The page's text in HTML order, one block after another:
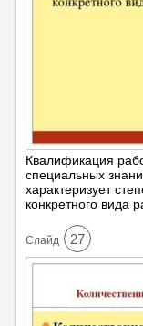
Квалификация
специальных
характеризует
конкретного вида
Cлайд 27